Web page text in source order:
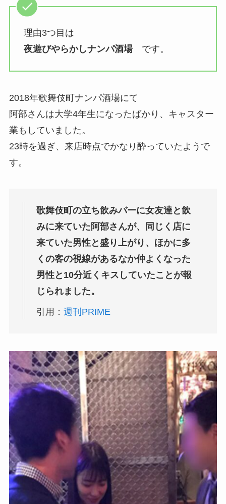
理由3つ目は
夜遊びやらかしナンパ酒場です。
2018年歌舞伎町ナンパ酒場にて
阿部さんは大学4年生になったばかり、キャスター
業もしていました。
23時を過ぎ、来店時点でかなり酔っていたようで
す。
歌舞伎町の立ち飲みバーに女友達と飲
みに来ていた阿部さんが、同じく店に
来ていた男性と盛り上がり、ほかに多
くの客の視線があるなか仲よくなった
男性と10分近くキスしていたことが報
じられました。
引用： 週刊PRIME